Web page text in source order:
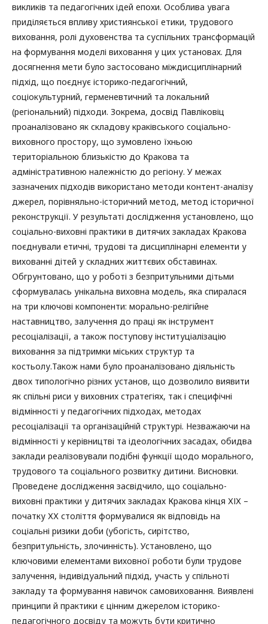
викликів та педагогічних ідей епохи. Особлива увага
приділяється впливу християнської етики, трудового
виховання, ролі духовенства та суспільних трансформацій
на формування моделі виховання у цих установах. Для
досягнення мети було застосовано міждисциплінарний
підхід, що поєднує історико-педагогічний,
соціокультурний, герменевтичний та локальний
(регіональний) підходи. Зокрема, досвід Павліковіц
проаналізовано як складову краківського соціально-
виховного простору, що зумовлено їхньою
територіальною близькістю до Кракова та
адміністративною належністю до регіону. У межах
зазначених підходів використано методи контент-аналізу
джерел, порівняльно-історичний метод, метод історичної
реконструкції. У результаті дослідження установлено, що
соціально-виховні практики в дитячих закладах Кракова
поєднували етичні, трудові та дисциплінарні елементи у
вихованні дітей у складних життєвих обставинах.
Обгрунтовано, що у роботі з безпритульними дітьми
сформувалась унікальна виховна модель, яка спиралася
на три ключові компоненти: морально-релігійне
наставництво, залучення до праці як інструмент
ресоціалізації, а також поступову інституціалізацію
виховання за підтримки міських структур та
костьолу.Також нами було проаналізовано діяльність
двох типологічно різних установ, що дозволило виявити
як спільні риси у виховних стратегіях, так і специфічні
відмінності у педагогічних підходах, методах
ресоціалізації та організаційній структурі. Незважаючи на
відмінності у керівництві та ідеологічних засадах, обидва
заклади реалізовували подібні функції щодо морального,
трудового та соціального розвитку дитини. Висновки.
Проведене дослідження засвідчило, що соціально-
виховні практики у дитячих закладах Кракова кінця ХІХ –
початку ХХ століття формувалися як відповідь на
соціальні ризики доби (убогість, сирітство,
безпритульність, злочинність). Установлено, що
ключовими елементами виховної роботи були трудове
залучення, індивідуальний підхід, участь у спільноті
закладу та формування навичок самовиховання. Виявлені
принципи й практики є цінним джерелом історико-
педагогічного досвіду та можуть бути критично